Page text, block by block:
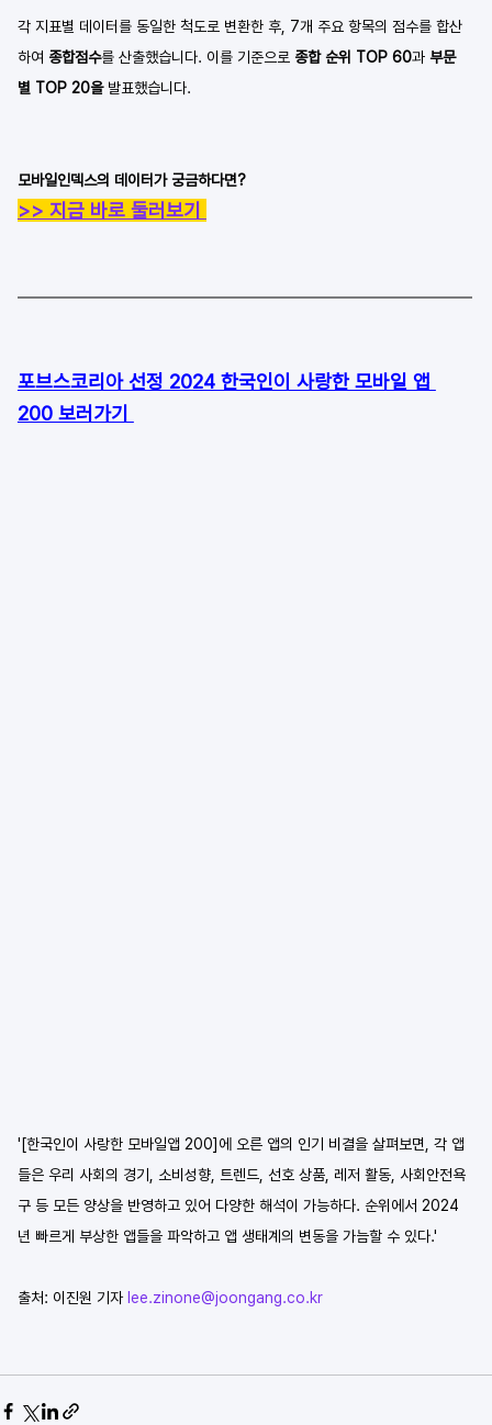
각 지표별 데이터를 동일한 척도로 변환한 후, 7개 주요 항목의 점수를 합산
하여 종합점수를 산출했습니다. 이를 기준으로 종합 순위 TOP 60과 부문
별 TOP 20을 발표했습니다.
모바일인덱스의 데이터가 궁금하다면?
>> 지금 바로 둘러보기
포브스코리아 선정 2024 한국인이 사랑한 모바일 앱
200 보러가기
'[한국인이 사랑한 모바일앱 200]에 오른 앱의 인기 비결을 살펴보면, 각 앱
들은 우리 사회의 경기, 소비성향, 트렌드, 선호 상품, 레저 활동, 사회안전욕
구 등 모든 양상을 반영하고 있어 다양한 해석이 가능하다. 순위에서 2024
년 빠르게 부상한 앱들을 파악하고 앱 생태계의 변동을 가늠할 수 있다.'
출처: 이진원 기자 lee.zinone@joongang.co.kr